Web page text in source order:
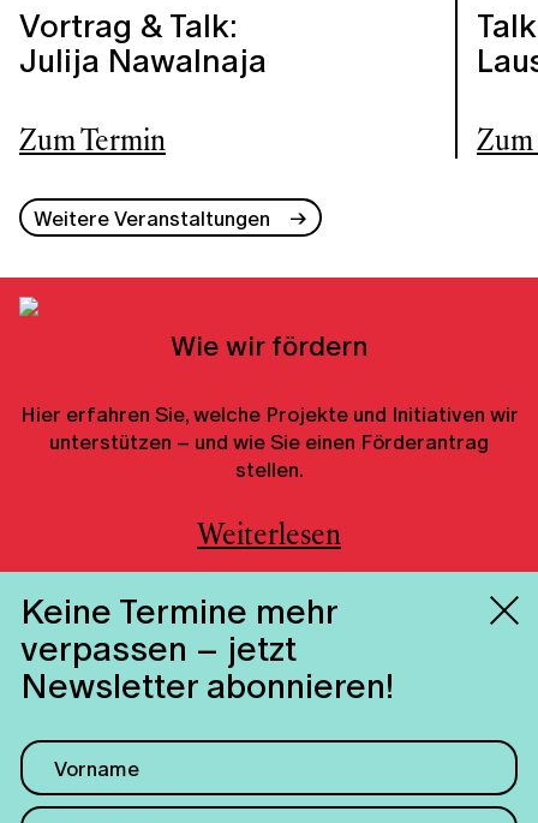
Vortrag & Talk:
Julija Nawalnaja
Zum Termin Zum
Weitere Veranstaltungen
Wie wir fördern
Hier erfahren Sie, welche Projekte und Initiativen wir
unterstützen – und wie Sie einen Förderantrag
stellen.
Weiterlesen
Keine Termine mehr
verpassen – jetzt
Newsletter abonnieren!